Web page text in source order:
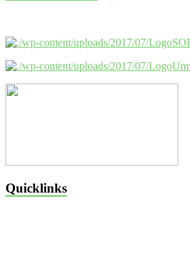
Quicklinks